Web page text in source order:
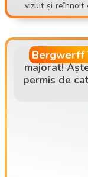
săturat de
ncă imprevizibilă,
m să aplici
sonală!
vizuit și reînnoit • 32 de ani de experiență în transporturi •
Plecare din
• Principalele
Bergwerff
majorat!
permis de